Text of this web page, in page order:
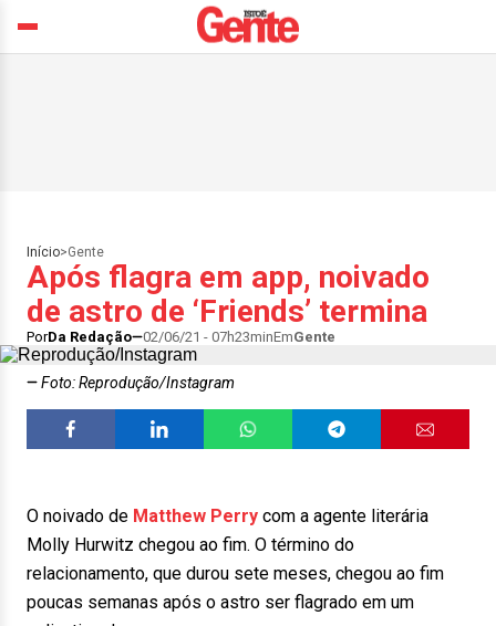
Início>Gente
Após flagra em app, noivado
de astro de ‘Friends’ termina
PorDa Redação 02/06/21 - 07h23minEmGente
Foto: Reprodução/Instagram
O noivado de Matthew Perry com a agente literária
Molly Hurwitz chegou ao fim. O término do
relacionamento, que durou sete meses, chegou ao fim
poucas semanas após o astro ser flagrado em um